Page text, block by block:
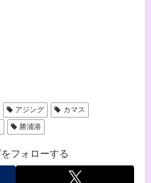
アジング
カマス
勝浦港
フォローする